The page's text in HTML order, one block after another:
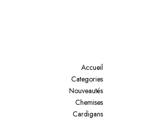
Accueil
Categories
Nouveautés
Chemises
Cardigans